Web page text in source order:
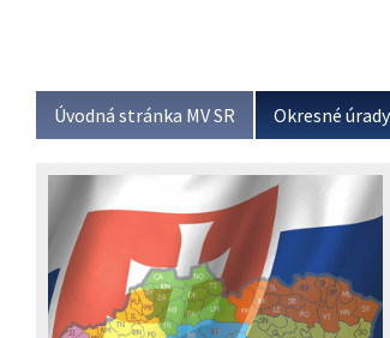
Úvodná stránka MV SR Okresné úrady